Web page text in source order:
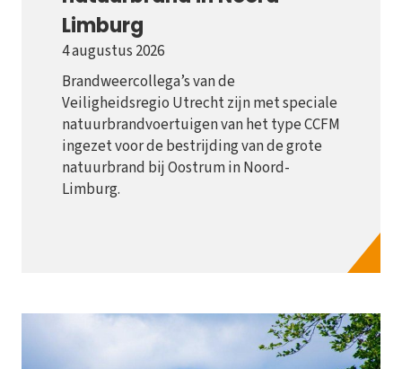
Limburg
4 augustus 2026
Brandweercollega’s van de
Veiligheidsregio Utrecht zijn met speciale
natuurbrandvoertuigen van het type CCFM
ingezet voor de bestrijding van de grote
natuurbrand bij Oostrum in Noord-
Limburg.